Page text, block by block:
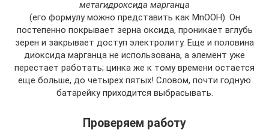
метагидроксида марганца
(его формулу можно представить как МnООН). Он
постепенно покрывает зерна оксида, проникает вглубь
зерен и закрывает доступ электролиту. Еще и половина
диоксида марганца не использована, а элемент уже
перестает работать; цинка же к тому времени остается
еще больше, до четырех пятых! Словом, почти годную
батарейку приходится выбрасывать.
Проверяем работу